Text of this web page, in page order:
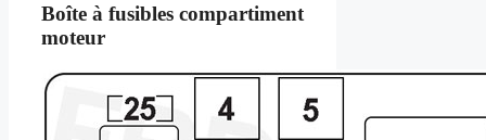
Boîte à fusibles compartiment
moteur